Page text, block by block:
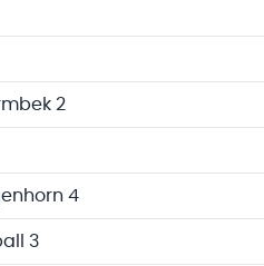
2
4
3